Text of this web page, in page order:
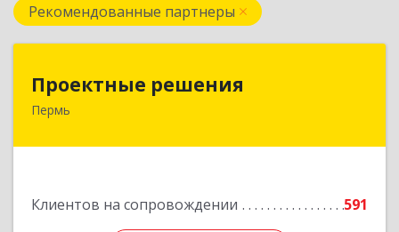
Рекомендованные партнеры
Проектные решения
Пермь
Клиентов на сопровождении 591
614087, Пермский край, Пермь г, Малкова ул,